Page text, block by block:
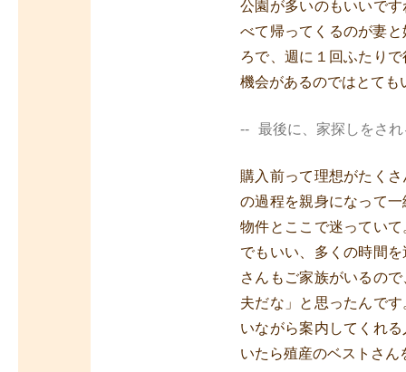
公園が多いのもいいで
べて帰ってくるのが妻
ろで、週に１回ふたり
機会があるのではとても
最後に、家探しをさ
購入前って理想がたく
の過程を親身になって
物件とここで迷ってい
でもいい、多くの時間
さんもご家族がいるの
夫だな」と思ったんで
いながら案内してくれ
いたら殖産のベストさ